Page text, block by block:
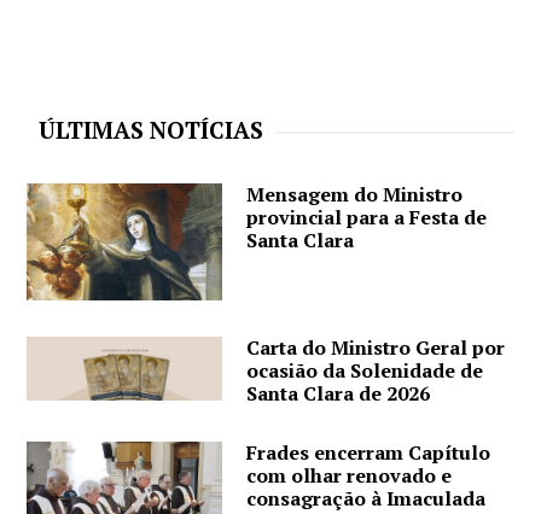
ÚLTIMAS NOTÍCIAS
Mensagem do Ministro
provincial para a Festa de
Santa Clara
Carta do Ministro Geral por
ocasião da Solenidade de
Santa Clara de 2026
Frades encerram Capítulo
com olhar renovado e
consagração à Imaculada